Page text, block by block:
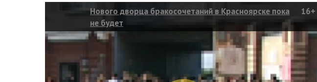
Нового дворца бракосочетаний в Красноярске пока
не будет
16+